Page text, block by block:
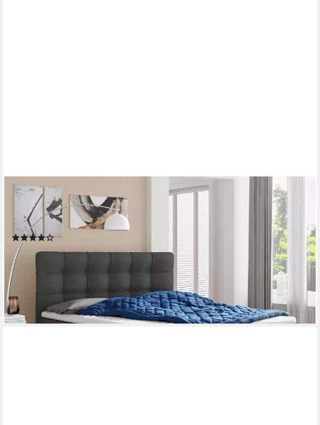
SOFNET
Boxbett Best (mit zwei Bettkästen, Bonell-Matratze und Topper),
Doppelbett, Polsterbett mit Kopfteil, Boxspringbett
(355)
ab 619,00 € UVP909,00 €
-32%
lieferbar - in 3-4 Werktagen bei dir
+2